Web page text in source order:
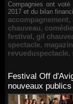
Compagnies ont voté
2017 et du bilan
accompagnement,
chauveau, comédie
festival, gil
spectacle,
revueduspectacle,
Festival Off
nouveaux